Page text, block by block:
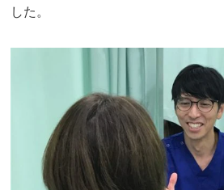
した。